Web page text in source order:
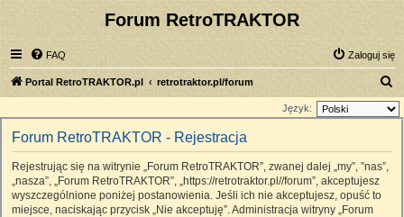
Forum RetroTRAKTOR
FAQ Zaloguj się
Portal RetroTRAKTOR.pl retrotraktor.pl/forum
z
Język:
Forum RetroTRAKTOR - Rejestracja
Rejestrując się na witrynie „Forum RetroTRAKTOR”, zwanej dalej „my”, ”nas”,
„nasza”, „Forum RetroTRAKTOR”, „https://retrotraktor.pl//forum”, akceptujesz
wyszczególnione poniżej postanowienia. Jeśli ich nie akceptujesz, opuść to
miejsce, naciskając przycisk „Nie akceptuję”. Administracja witryny „Forum